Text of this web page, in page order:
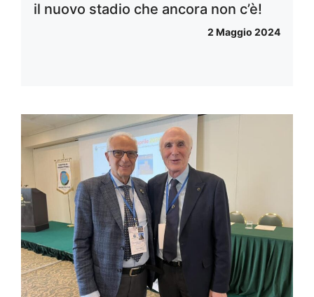
il nuovo stadio che ancora non c’è!
2 Maggio 2024